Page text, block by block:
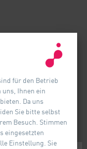
für den Betrieb
uns, Ihnen ein
Da uns
Sie bitte selbst
Besuch. Stimmen
eingesetzten
Einstellung. Sie